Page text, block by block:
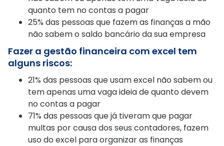
quanto tem no contas a pagar
25% das pessoas que fazem as finanças a mão
não sabem o saldo bancário da sua empresa
Fazer a gestão financeira com excel tem
alguns riscos:
21% das pessoas que usam excel não sabem ou
tem apenas uma vaga ideia de quanto devem
no contas a pagar
71% das pessoas que já tiveram que pagar
multas por causa dos seus contadores, fazem
uso do excel para organizar as finanças